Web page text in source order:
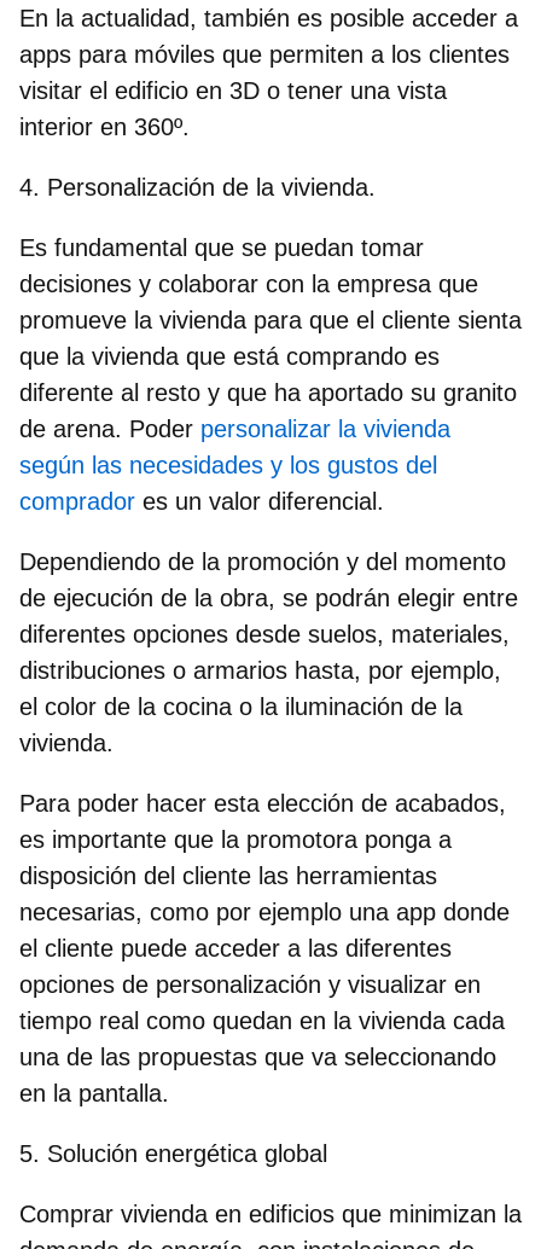
En la actualidad, también es posible acceder a
apps para móviles que permiten a los clientes
visitar el edificio en 3D o tener una vista
interior en 360º.
4. Personalización de la vivienda.
Es fundamental que se puedan tomar
decisiones y colaborar con la empresa que
promueve la vivienda para que el cliente sienta
que la vivienda que está comprando es
diferente al resto y que ha aportado su granito
de arena. Poder personalizar la vivienda
según las necesidades y los gustos del
comprador es un valor diferencial.
Dependiendo de la promoción y del momento
de ejecución de la obra, se podrán elegir entre
diferentes opciones desde suelos, materiales,
distribuciones o armarios hasta, por ejemplo,
el color de la cocina o la iluminación de la
vivienda.
Para poder hacer esta elección de acabados,
es importante que la promotora ponga a
disposición del cliente las herramientas
necesarias, como por ejemplo una app donde
el cliente puede acceder a las diferentes
opciones de personalización y visualizar en
tiempo real como quedan en la vivienda cada
una de las propuestas que va seleccionando
en la pantalla.
5. Solución energética global
Comprar vivienda en edificios que minimizan la